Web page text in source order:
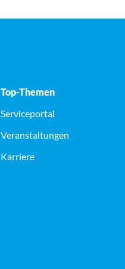
Top-Themen
Serviceportal
Veranstaltungen
Karriere